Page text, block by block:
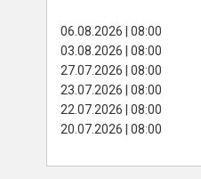
06.08.2026 | 08:00
03.08.2026 | 08:00
27.07.2026 | 08:00
23.07.2026 | 08:00
22.07.2026 | 08:00
20.07.2026 | 08:00